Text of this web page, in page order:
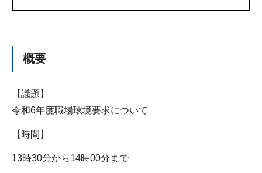
概要
【議題】
令和6年度職場環境要求について
【時間】
13時30分から14時00分まで